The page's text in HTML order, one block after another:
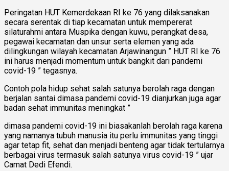
Peringatan HUT Kemerdekaan RI ke 76 yang dilaksanakan
secara serentak di tiap kecamatan untuk mempererat
silaturahmi antara Muspika dengan kuwu, perangkat desa,
pegawai kecamatan dan unsur serta elemen yang ada
dilingkungan wilayah kecamatan Arjawinangun ” HUT RI ke 76
ini harus menjadi momentum untuk bangkit dari pandemi
covid-19 ” tegasnya.
Contoh pola hidup sehat salah satunya berolah raga dengan
berjalan santai dimasa pandemi covid-19 dianjurkan juga agar
badan sehat immunitas meningkat ”
dimasa pandemi covid-19 ini biasakanlah berolah raga karena
yang namanya tubuh manusia itu perlu immunitas yang tinggi
agar tetap fit, sehat dan menjadi benteng agar tidak tertularnya
berbagai virus termasuk salah satunya virus covid-19 ” ujar
Camat Dedi Efendi.